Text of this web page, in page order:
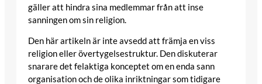
gäller att hindra sina medlemmar från att inse
sanningen om sin religion.
Den här artikeln är inte avsedd att främja en viss
religion eller övertygelsestruktur. Den diskuterar
snarare det felaktiga konceptet om en enda sann
organisation och de olika inriktningar som tidigare